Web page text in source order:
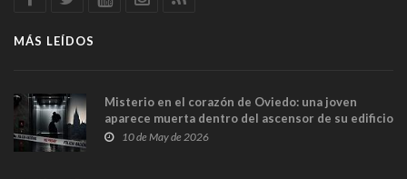
MÁS LEÍDOS
Misterio en el corazón de Oviedo: una joven
aparece muerta dentro del ascensor de su edificio
y las cámaras captan sus últimos minutos
10 de May de 2026